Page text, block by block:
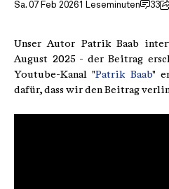
Sa. 07 Feb 20261 Leseminuten 33
Unser Autor Patrik Baab
August 2025 - der Beitrag
Youtube-Kanal "Patrik Baab"
dafür, dass wir den Beitrag